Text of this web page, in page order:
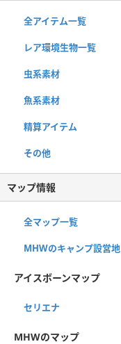
全アイテム一覧
レア環境生物一覧
虫系素材
魚系素材
精算アイテム
その他
マップ情報
全マップ一覧
MHWのキャンプ設営地
アイスボーンマップ
セリエナ
MHWのマップ